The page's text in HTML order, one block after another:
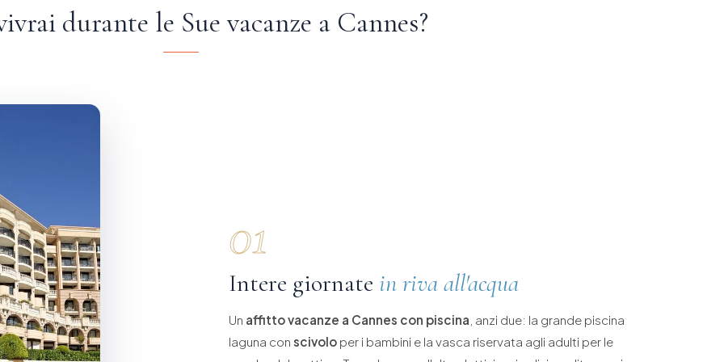
durante le Sue vacanze a Cannes?
01
Intere giornate in riva all'acqua
Un affitto vacanze a Cannes con piscina , anzi due: la grande piscina
laguna conscivolo per i bambini e la vasca riservata agli adulti per le